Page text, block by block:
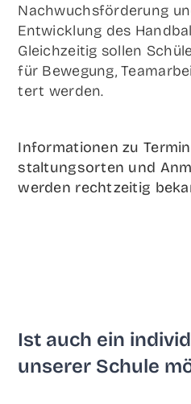
Nach­wuchs­för­de­rung
Ent­wick­lung des
Gleich­zei­tig sol­len
für Bewe­gung,
tert werden.
Infor­ma­tio­nen zu
stal­tungs­or­ten und
wer­den recht­zei­tig
Ist auch ein
unse­rer Schu­le